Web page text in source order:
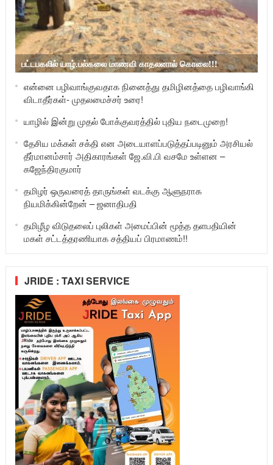
பட்டபகலில் யாழ்.பல்கலை மாணவி காதலனால் கொலை!!!
என்னை பழிவாங்குவதாக நினைத்து தமிழினத்தை பழிவாங்கி
விடாதீர்கள்- முதலமைச்சர் உரை!
யாழில் இன்று முதல் போக்குவரத்தில் புதிய நடைமுறை!
தேசிய மக்கள் சக்தி என அடையாளப்படுத்தப்படினும் அரசியல்
தீர்மானம்சார் அதிகாரங்கள் ஜே.வி.பி வசமே உள்ளன –
கஜேந்திரகுமார்
தமிழர் ஒருவரைத் தாருங்கள் வடக்கு ஆளுநராக
நியமிக்கின்றேன் – ஜனாதிபதி
தமிழீழ விடுதலைப் புலிகள் அமைப்பின் மூத்த தளபதியின்
மகள் சட்டத்தரணியாக சத்தியப் பிரமாணம்!!
JRIDE : TAXI SERVICE